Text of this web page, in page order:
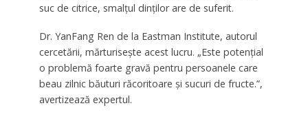
suc de citrice, smalțul dinților are de suferit.
Dr. YanFang Ren de la Eastman Institute, autorul
cercetării, mărturisește acest lucru. „Este potențial
o problemă foarte gravă pentru persoanele care
beau zilnic băuturi răcoritoare și sucuri de fructe.”,
avertizează expertul.